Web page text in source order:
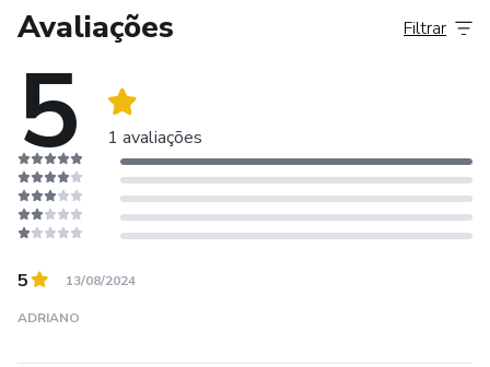
o ensino de crianças e adultos iniciantes. Foi membro do
Conselho de Diretores da Suzuki Association of the
Americas, instituição sediada nos Estados Unidos e que há
50 anos promove o ensino musical no continente
americano.
Avaliações
5 1 avaliações
Filtrar
5 13/08/2024
ADRIANO